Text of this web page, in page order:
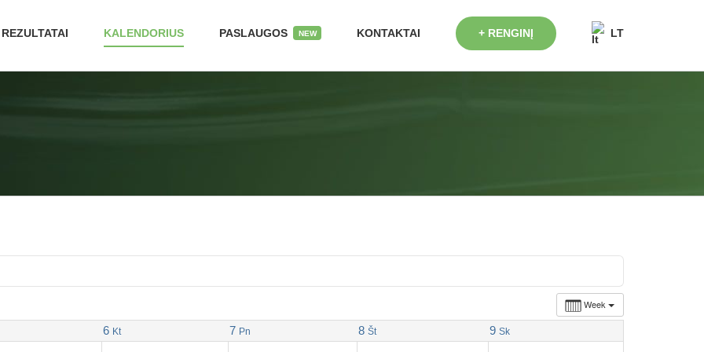
REZULTATAI KALENDORIUS PASLAUGOS NEW KONTAKTAI + RENGINĮ LT
Week
6 Kt 7 Pn 8 Št 9 Sk